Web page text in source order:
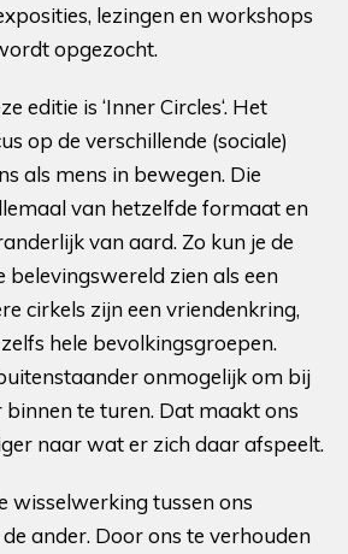
lezingen en workshops
opgezocht.
editie is ‘Inner Circles‘. Het
op de verschillende (sociale)
als mens in bewegen. Die
van hetzelfde formaat en
van aard. Zo kun je de
belevingswereld zien als een
cirkels zijn een vriendenkring,
hele bevolkingsgroepen.
onmogelijk om bij
te turen. Dat maakt ons
naar wat er zich daar afspeelt.
wisselwerking tussen ons
ander. Door ons te verhouden